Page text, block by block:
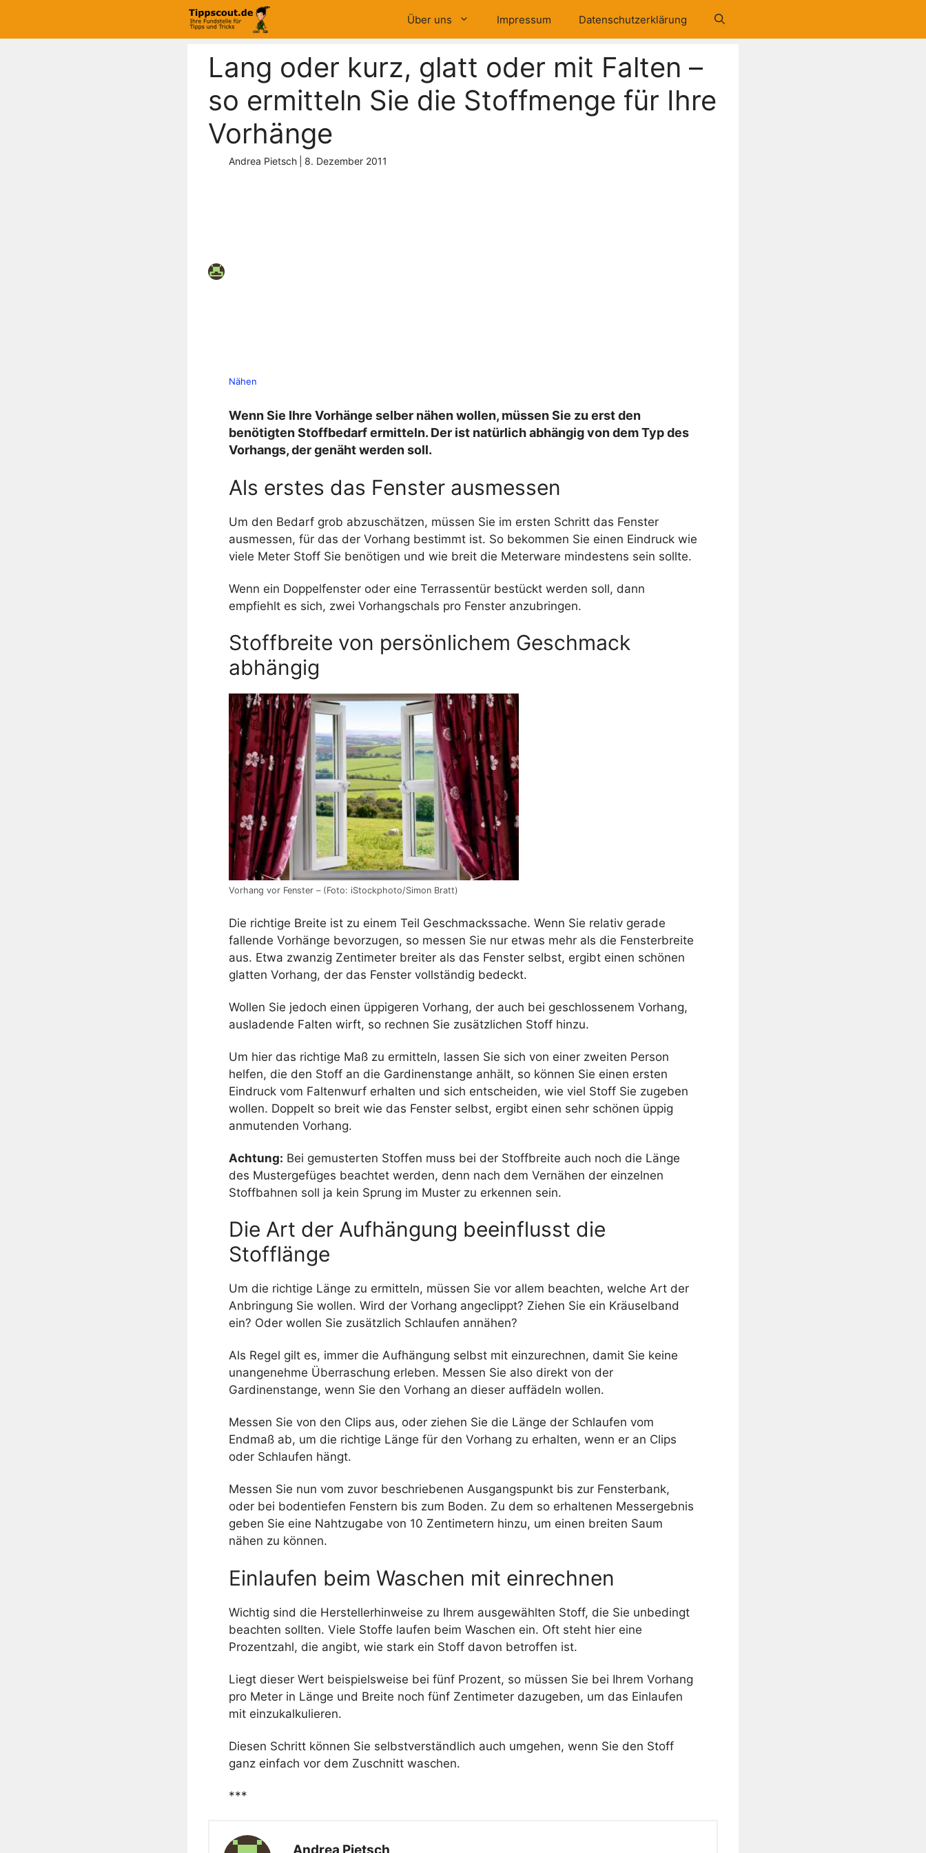
springen
Über uns Impressum Datenschutzerklärung
Lang oder kurz, glatt oder mit Falten –
so ermitteln Sie die Stoffmenge für Ihre
Vorhänge
Andrea Pietsch 8. Dezember 2011
Nähen
Wenn Sie Ihre Vorhänge selber nähen wollen, müssen Sie zu erst den
benötigten Stoffbedarf ermitteln. Der ist natürlich abhängig von dem Typ des
Vorhangs, der genäht werden soll.
Als erstes das Fenster ausmessen
Um den Bedarf grob abzuschätzen, müssen Sie im ersten Schritt das Fenster
ausmessen, für das der Vorhang bestimmt ist. So bekommen Sie einen Eindruck wie
viele Meter Stoff Sie benötigen und wie breit die Meterware mindestens sein sollte.
Wenn ein Doppelfenster oder eine Terrassentür bestückt werden soll, dann
empfiehlt es sich, zwei Vorhangschals pro Fenster anzubringen.
Stoffbreite von persönlichem Geschmack
abhängig
Vorhang vor Fenster – (Foto: iStockphoto/Simon Bratt)
Die richtige Breite ist zu einem Teil Geschmackssache. Wenn Sie relativ gerade
fallende Vorhänge bevorzugen, so messen Sie nur etwas mehr als die Fensterbreite
aus. Etwa zwanzig Zentimeter breiter als das Fenster selbst, ergibt einen schönen
glatten Vorhang, der das Fenster vollständig bedeckt.
Wollen Sie jedoch einen üppigeren Vorhang, der auch bei geschlossenem Vorhang,
ausladende Falten wirft, so rechnen Sie zusätzlichen Stoff hinzu.
Um hier das richtige Maß zu ermitteln, lassen Sie sich von einer zweiten Person
helfen, die den Stoff an die Gardinenstange anhält, so können Sie einen ersten
Eindruck vom Faltenwurf erhalten und sich entscheiden, wie viel Stoff Sie zugeben
wollen. Doppelt so breit wie das Fenster selbst, ergibt einen sehr schönen üppig
anmutenden Vorhang.
Achtung: Bei gemusterten Stoffen muss bei der Stoffbreite auch noch die Länge
des Mustergefüges beachtet werden, denn nach dem Vernähen der einzelnen
Stoffbahnen soll ja kein Sprung im Muster zu erkennen sein.
Die Art der Aufhängung beeinflusst die
Stofflänge
Um die richtige Länge zu ermitteln, müssen Sie vor allem beachten, welche Art der
Anbringung Sie wollen. Wird der Vorhang angeclippt? Ziehen Sie ein Kräuselband
ein? Oder wollen Sie zusätzlich Schlaufen annähen?
Als Regel gilt es, immer die Aufhängung selbst mit einzurechnen, damit Sie keine
unangenehme Überraschung erleben. Messen Sie also direkt von der
Gardinenstange, wenn Sie den Vorhang an dieser auffädeln wollen.
Messen Sie von den Clips aus, oder ziehen Sie die Länge der Schlaufen vom
Endmaß ab, um die richtige Länge für den Vorhang zu erhalten, wenn er an Clips
oder Schlaufen hängt.
Messen Sie nun vom zuvor beschriebenen Ausgangspunkt bis zur Fensterbank,
oder bei bodentiefen Fenstern bis zum Boden. Zu dem so erhaltenen Messergebnis
geben Sie eine Nahtzugabe von 10 Zentimetern hinzu, um einen breiten Saum
nähen zu können.
Einlaufen beim Waschen mit einrechnen
Wichtig sind die Herstellerhinweise zu Ihrem ausgewählten Stoff, die Sie unbedingt
beachten sollten. Viele Stoffe laufen beim Waschen ein. Oft steht hier eine
Prozentzahl, die angibt, wie stark ein Stoff davon betroffen ist.
Liegt dieser Wert beispielsweise bei fünf Prozent, so müssen Sie bei Ihrem Vorhang
pro Meter in Länge und Breite noch fünf Zentimeter dazugeben, um das Einlaufen
mit einzukalkulieren.
Diesen Schritt können Sie selbstverständlich auch umgehen, wenn Sie den Stoff
ganz einfach vor dem Zuschnitt waschen.
***